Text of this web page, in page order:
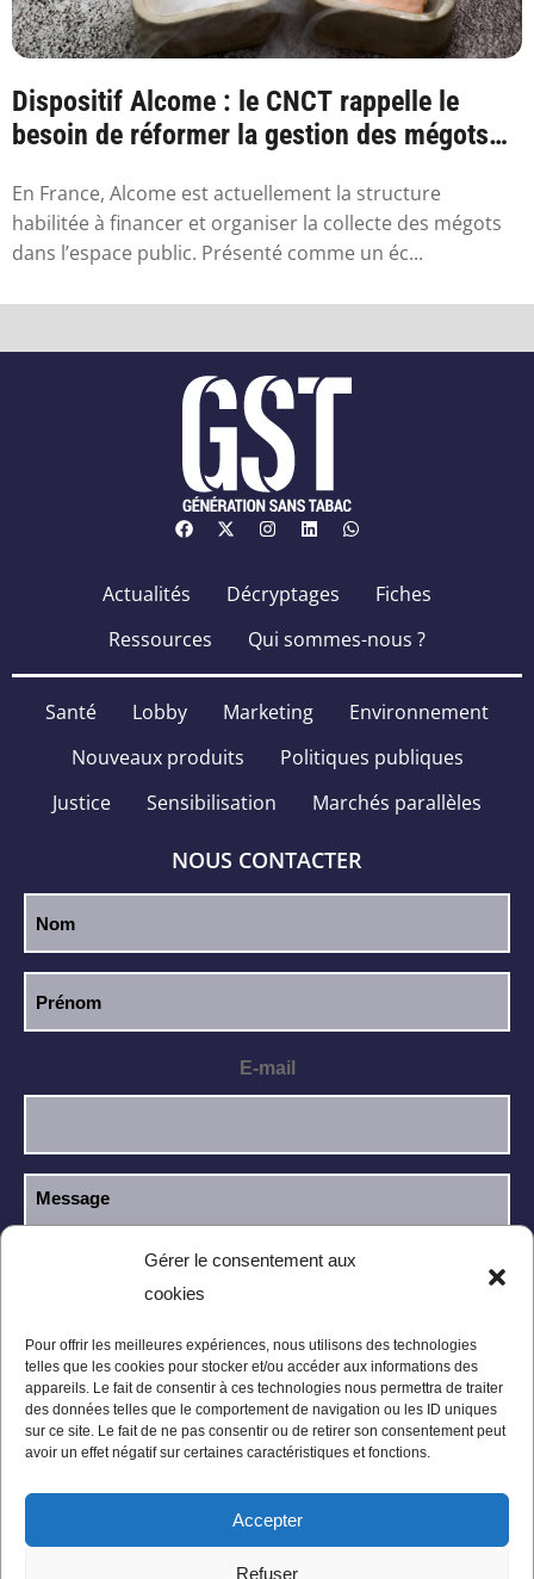
Gérer le consentement aux
cookies
Pour offrir les meilleures expériences, nous utilisons des technologies
telles que les cookies pour stocker et/ou accéder aux informations des
appareils. Le fait de consentir à ces technologies nous permettra de traiter
des données telles que le comportement de navigation ou les ID uniques
sur ce site. Le fait de ne pas consentir ou de retirer son consentement peut
avoir un effet négatif sur certaines caractéristiques et fonctions.
Accepter
Refuser
Dispositif Alcome : le CNCT rappelle le
besoin de réformer la gestion des mégots
En France, Alcome est actuellement la structure
habilitée à financer et organiser la collecte des mégots
dans l’espace public. Présenté comme un éc...
Actualités Décryptages
Fiches
Ressources
Qui sommes-nous ?
Santé Lobby Marketing
Environnement
Nouveaux produits
Politiques publiques
Justice
Sensibilisation Marchés parallèles
NOUS CONTACTER
E-mail
J’ai lu et j’accepte la
confidentialité.
Politique de confidentialité